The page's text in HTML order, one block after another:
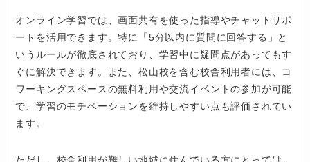
オンライン学習では、画面共有を使った指導やチャットサポ
ートを活用できます。特に「5分以内に質問に回答する」と
いうルールが徹底されており、学習中に疑問点があってもす
ぐに解決できます。また、松山校を含む校舎利用者には、コ
ワーキングスペースの無料利用や交流イベントの参加が可能
で、学習のモチベーションを維持しやすい点も評価されてい
ます。